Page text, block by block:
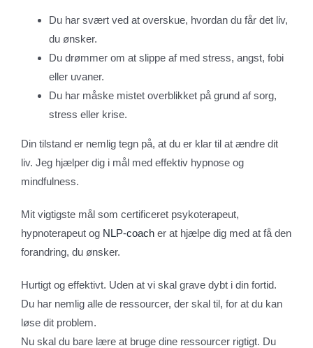
Du har svært ved at overskue, hvordan du får det liv,
du ønsker.
Du drømmer om at slippe af med stress, angst, fobi
eller uvaner.
Du har måske mistet overblikket på grund af sorg,
stress eller krise.
Din tilstand er nemlig tegn på, at du er klar til at ændre dit
liv. Jeg hjælper dig i mål med effektiv hypnose og
mindfulness.
Mit vigtigste mål som certificeret psykoterapeut,
hypnoterapeut og NLP-coacher at hjælpe dig med at få den
forandring, du ønsker.
Hurtigt og effektivt. Uden at vi skal grave dybt i din fortid.
Du har nemlig alle de ressourcer, der skal til, for at du kan
løse dit problem.
Nu skal du bare lære at bruge dine ressourcer rigtigt. Du